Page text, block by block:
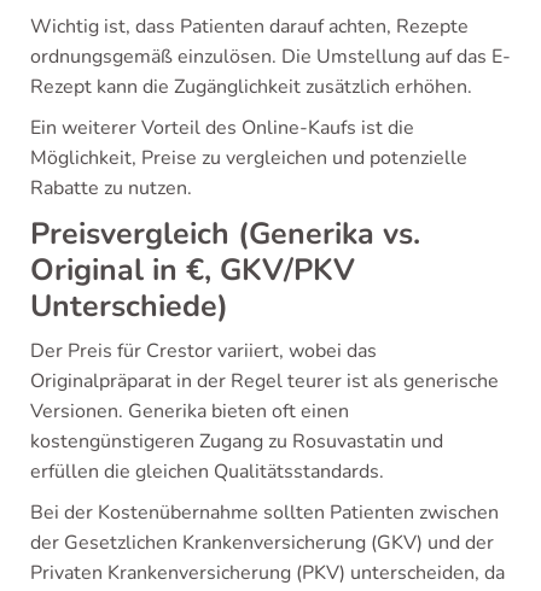
Wichtig ist, dass Patienten darauf achten, Rezepte
ordnungsgemäß einzulösen. Die Umstellung auf das E-
Rezept kann die Zugänglichkeit zusätzlich erhöhen.
Ein weiterer Vorteil des Online-Kaufs ist die
Möglichkeit, Preise zu vergleichen und potenzielle
Rabatte zu nutzen.
Preisvergleich (Generika vs.
Original in €, GKV/PKV
Unterschiede)
Der Preis für Crestor variiert, wobei das
Originalpräparat in der Regel teurer ist als generische
Versionen. Generika bieten oft einen
kostengünstigeren Zugang zu Rosuvastatin und
erfüllen die gleichen Qualitätsstandards.
Bei der Kostenübernahme sollten Patienten zwischen
der Gesetzlichen Krankenversicherung (GKV) und der
Privaten Krankenversicherung (PKV) unterscheiden, da